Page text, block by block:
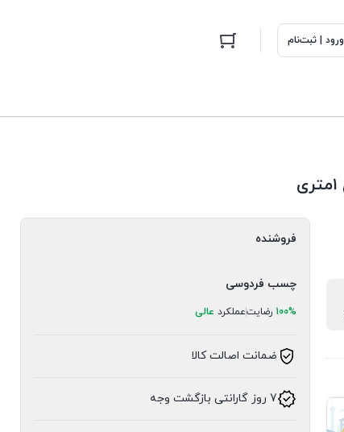
ورود | ثبت‌نام
فروشنده
چسب فردوسی
100% رضایتعملکرد عالی
ضمانت اصالت کالا
7 روز گارانتی بازگشت وجه